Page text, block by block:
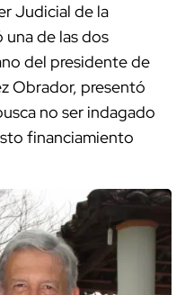
Judicial de la
de las dos
del presidente de
Obrador, presentó
no ser indagado
financiamiento